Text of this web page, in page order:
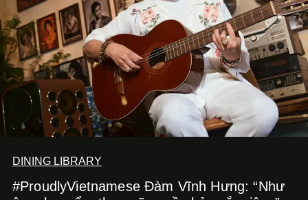
DINING LIBRARY
#ProudlyVietnamese Đàm Vĩnh Hưng: “Như